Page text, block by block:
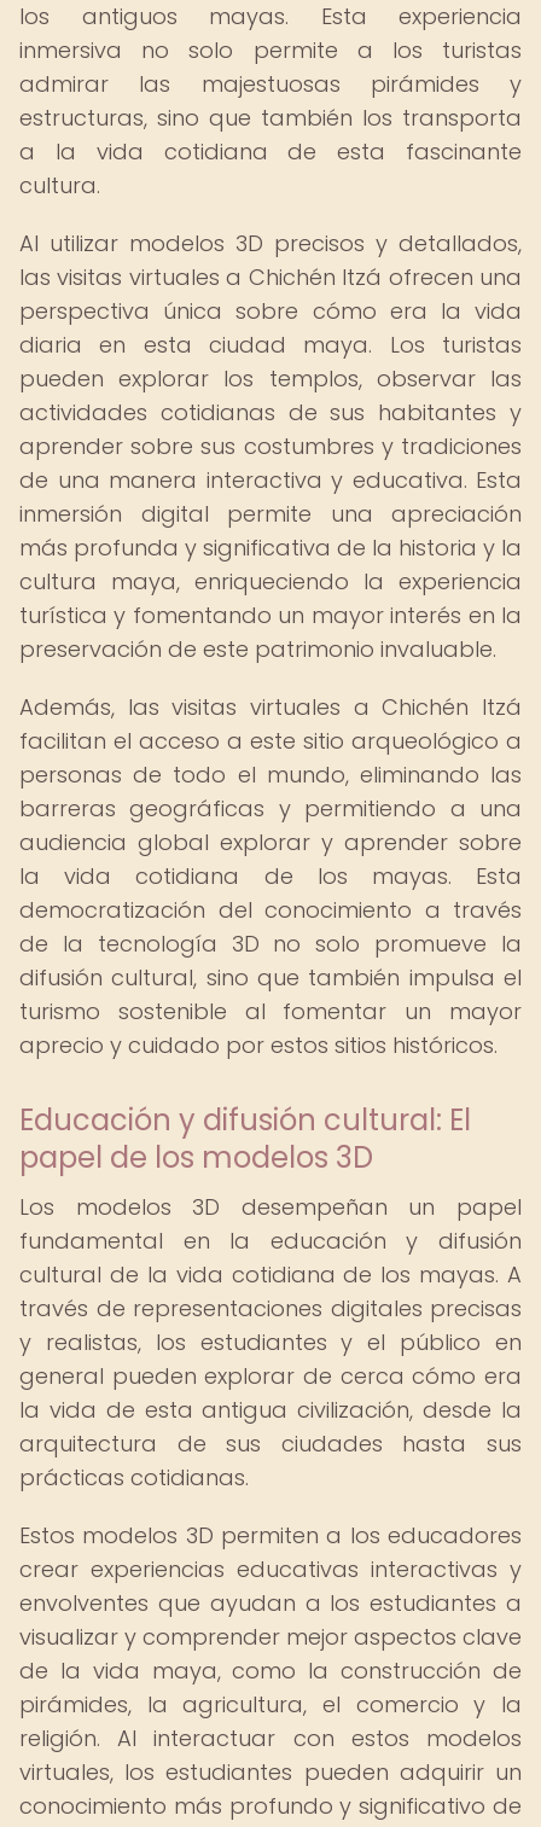
los antiguos mayas. Esta experiencia
inmersiva no solo permite a los turistas
admirar las majestuosas pirámides y
estructuras, sino que también los transporta
a la vida cotidiana de esta fascinante
cultura.
Al utilizar modelos 3D precisos y detallados,
las visitas virtuales a Chichén Itzá ofrecen una
perspectiva única sobre cómo era la vida
diaria en esta ciudad maya. Los turistas
pueden explorar los templos, observar las
actividades cotidianas de sus habitantes y
aprender sobre sus costumbres y tradiciones
de una manera interactiva y educativa. Esta
inmersión digital permite una apreciación
más profunda y significativa de la historia y la
cultura maya, enriqueciendo la experiencia
turística y fomentando un mayor interés en la
preservación de este patrimonio invaluable.
Además, las visitas virtuales a Chichén Itzá
facilitan el acceso a este sitio arqueológico a
personas de todo el mundo, eliminando las
barreras geográficas y permitiendo a una
audiencia global explorar y aprender sobre
la vida cotidiana de los mayas. Esta
democratización del conocimiento a través
de la tecnología 3D no solo promueve la
difusión cultural, sino que también impulsa el
turismo sostenible al fomentar un mayor
aprecio y cuidado por estos sitios históricos.
Educación y difusión cultural: El
papel de los modelos 3D
Los modelos 3D desempeñan un papel
fundamental en la educación y difusión
cultural de la vida cotidiana de los mayas. A
través de representaciones digitales precisas
y realistas, los estudiantes y el público en
general pueden explorar de cerca cómo era
la vida de esta antigua civilización, desde la
arquitectura de sus ciudades hasta sus
prácticas cotidianas.
Estos modelos 3D permiten a los educadores
crear experiencias educativas interactivas y
envolventes que ayudan a los estudiantes a
visualizar y comprender mejor aspectos clave
de la vida maya, como la construcción de
pirámides, la agricultura, el comercio y la
religión. Al interactuar con estos modelos
virtuales, los estudiantes pueden adquirir un
conocimiento más profundo y significativo de